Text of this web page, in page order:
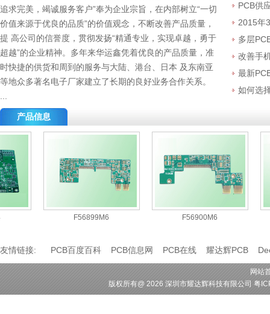
追求完美，竭诚服务客户”奉为企业宗旨，在内部树立“一切
价值来源于优良的品质”的价值观念，不断改善产品质量，
提 高公司的信誉度，贯彻发扬“精通专业，实现卓越，勇于
超越”的企业精神。多年来华运鑫凭着优良的产品质量，准
时快捷的供货和周到的服务与大陆、港台、日本 及东南亚
等地众多著名电子厂家建立了长期的良好业务合作关系。
PCB供
2015年
多层
改善手
最新
如何选
产品信息
F56899M6 F56900M6
友情链接: PCB百度百科 PCB信息网 PCB在线 耀达辉PCB
网站
版权所有@ 2026 深圳市耀达辉科技有限公司 粤